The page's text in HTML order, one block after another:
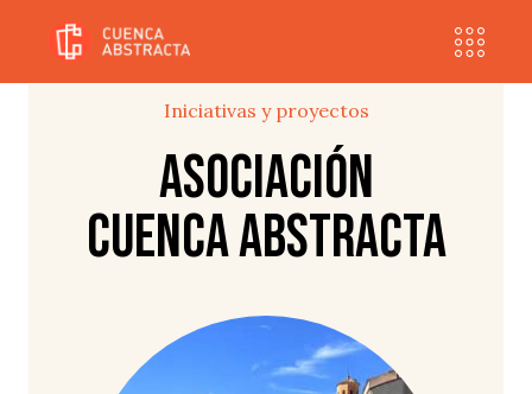
Iniciativas y proyectos
Asociación
Cuenca Abstracta